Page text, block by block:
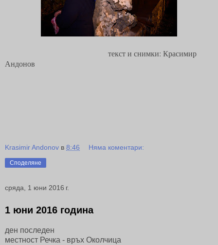
текст и снимки: Красимир
Андонов
Krasimir Andonov в 8:46 Няма коментари:
Споделяне
сряда, 1 юни 2016 г.
1 юни 2016 година
ден последен
местност Речка - връх Околчица